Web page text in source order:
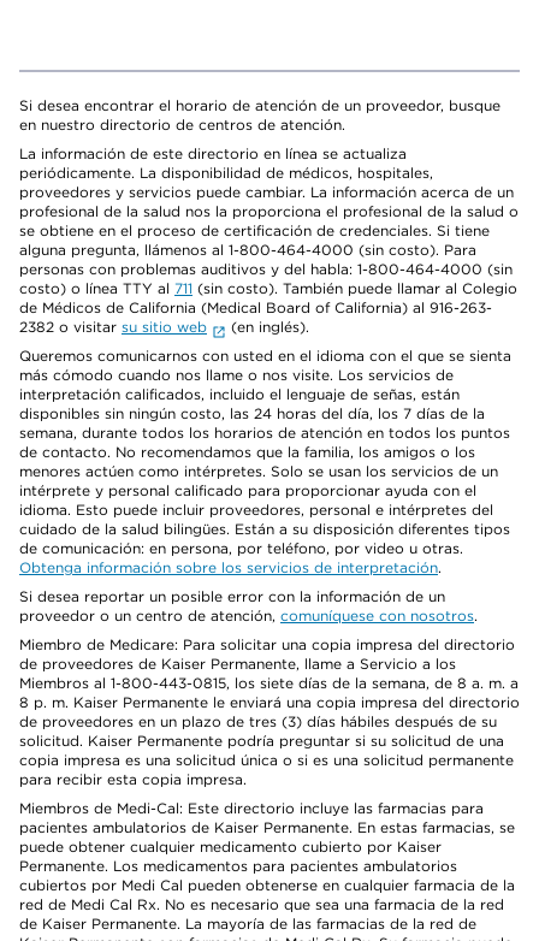
Si desea encontrar el horario de atención de un proveedor, busque
en nuestro directorio de centros de atención.
La información de este directorio en línea se actualiza
periódicamente. La disponibilidad de médicos, hospitales,
proveedores y servicios puede cambiar. La información acerca de un
profesional de la salud nos la proporciona el profesional de la salud o
se obtiene en el proceso de certificación de credenciales. Si tiene
alguna pregunta, llámenos al 1-800-464-4000 (sin costo). Para
personas con problemas auditivos y del habla: 1-800-464-4000 (sin
costo) o línea TTY al 711 (sin costo). También puede llamar al Colegio
de Médicos de California (Medical Board of California) al 916-263-
2382 o visitar su sitio web
(en inglés).
Queremos comunicarnos con usted en el idioma con el que se sienta
más cómodo cuando nos llame o nos visite. Los servicios de
interpretación calificados, incluido el lenguaje de señas, están
disponibles sin ningún costo, las 24 horas del día, los 7 días de la
semana, durante todos los horarios de atención en todos los puntos
de contacto. No recomendamos que la familia, los amigos o los
menores actúen como intérpretes. Solo se usan los servicios de un
intérprete y personal calificado para proporcionar ayuda con el
idioma. Esto puede incluir proveedores, personal e intérpretes del
cuidado de la salud bilingües. Están a su disposición diferentes tipos
de comunicación: en persona, por teléfono, por video u otras.
Obtenga información sobre los servicios de interpretación.
Si desea reportar un posible error con la información de un
proveedor o un centro de atención, comuníquese con nosotros.
Miembro de Medicare: Para solicitar una copia impresa del directorio
de proveedores de Kaiser Permanente, llame a Servicio a los
Miembros al 1-800-443-0815, los siete días de la semana, de 8 a. m. a
8 p. m. Kaiser Permanente le enviará una copia impresa del directorio
de proveedores en un plazo de tres (3) días hábiles después de su
solicitud. Kaiser Permanente podría preguntar si su solicitud de una
copia impresa es una solicitud única o si es una solicitud permanente
para recibir esta copia impresa.
Miembros de Medi-Cal: Este directorio incluye las farmacias para
pacientes ambulatorios de Kaiser Permanente. En estas farmacias, se
puede obtener cualquier medicamento cubierto por Kaiser
Permanente. Los medicamentos para pacientes ambulatorios
cubiertos por Medi Cal pueden obtenerse en cualquier farmacia de la
red de Medi Cal Rx. No es necesario que sea una farmacia de la red
de Kaiser Permanente. La mayoría de las farmacias de la red de